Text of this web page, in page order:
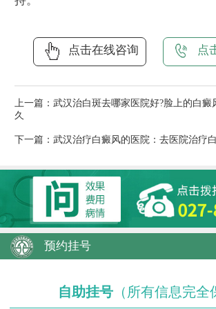
点击在线咨询 点
上一篇： 武汉治白斑去哪家医院好?脸上的白癜
久
下一篇： 武汉治疗白癜风的医院：去医院治疗
预约挂号
自助挂号 （所有信息完全